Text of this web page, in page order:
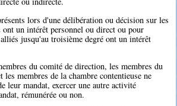
lors d'une délibération ou décision sur les
un intérêt personnel ou direct ou pour
jusqu'au troisième degré ont un intérêt
du comité de direction, les membres du
les membres de la chambre contentieuse ne
leur mandat, exercer une autre activité
rémunérée ou non.